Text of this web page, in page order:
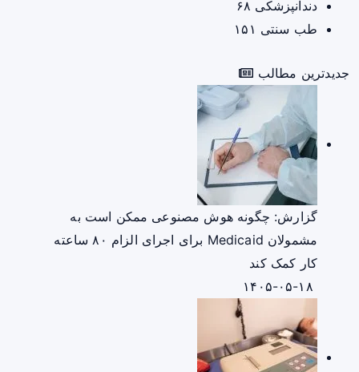
دندانپزشکی ۶۸
طب سنتی ۱۵۱
جدیدترین مطالب
گزارش: چگونه هوش مصنوعی ممکن است به
مشمولان Medicaid برای اجرای الزام ۸۰ ساعته
کار کمک کند